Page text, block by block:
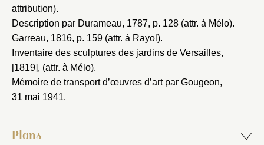
attribution).
Description par Durameau, 1787, p. 128 (attr. à Mélo).
Garreau, 1816, p. 159 (attr. à Rayol).
Inventaire des sculptures des jardins de Versailles,
[1819], (attr. à Mélo).
Mémoire de transport d’œuvres d’art par Gougeon,
31 mai 1941.
Plans